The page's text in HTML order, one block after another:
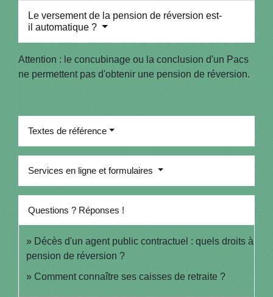
Le versement de la pension de réversion est-
il automatique ?
Attention : le concubinage ou la conclusion d'un Pacs
ne permettent pas d'obtenir une pension de réversion.
Textes de référence
Services en ligne et formulaires
Questions ? Réponses !
Décès d'un agent public contractuel : quels droits à
pension de réversion ?
Comment connaître ses caisses de retraite ?